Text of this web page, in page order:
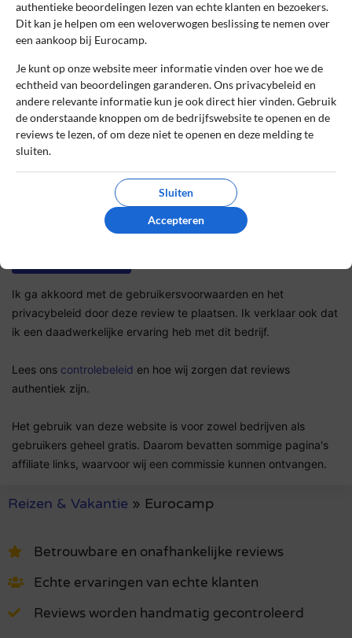
Sterrenbeoordeling *
De review *
Ik ga akkoord met de gebruikersvoorwaarden en het
privacybeleid door deze review te plaatsen. Ik verklaar ook dat
ik een daadwerkelijke ervaring heb met dit bedrijf.
Lees ons controlebeleid en hoe wij zorgen dat reviews
authentiek zijn.
Het gebruik van deze website is voor zowel bedrijven als
gebruikers geheel gratis. Daarom bevatten sommige pagina's
affiliate links, waarvoor wij een commissie kunnen ontvangen.
Reizen & Vakantie » Eurocamp
Betrouwbare en onafhankelijke reviews
Echte ervaringen van echte klanten
Reviews worden handmatig gecontroleerd
authentieke beoordelingen lezen van echte klanten en bezoekers.
Dit kan je helpen om een weloverwogen beslissing te nemen over
een aankoop bij Eurocamp.
Je kunt op onze website meer informatie vinden over hoe we de
echtheid van beoordelingen garanderen. Ons privacybeleid en
andere relevante informatie kun je ook direct hier vinden. Gebruik
de onderstaande knoppen om de bedrijfswebsite te openen en de
reviews te lezen, of om deze niet te openen en deze melding te
sluiten.
Sluiten
Accepteren